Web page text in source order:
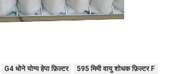
G4 धोने योग्य हेपा फ़िल्टर 595 मिमी वायु शोधक फ़िल्टर F